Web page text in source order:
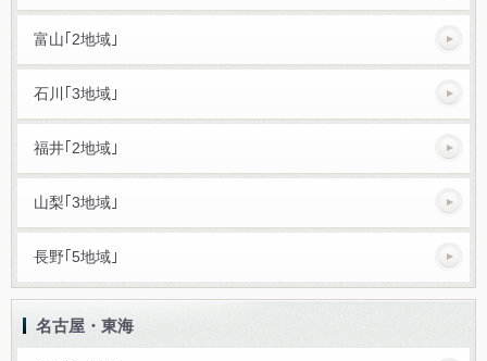
富山｢2地域｣
石川｢3地域｣
福井｢2地域｣
山梨｢3地域｣
長野｢5地域｣
名古屋・東海